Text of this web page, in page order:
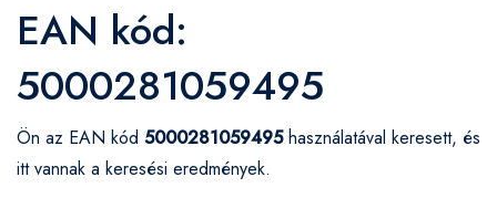
EAN kód:
5000281059495
Ön az EAN kód 5000281059495használatával keresett, és
itt vannak a keresési eredmények.